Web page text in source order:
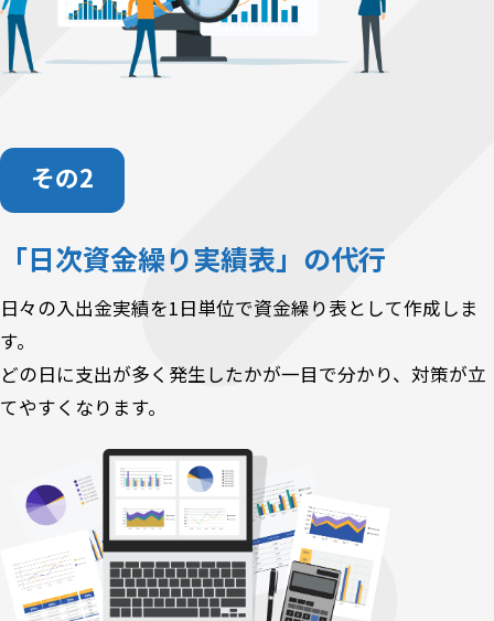
その
「日次資金繰り実績表」の代行
日々の入出金実績を1日単位で資金繰り表として作成しま
す。
どの日に支出が多く発生したかが一目で分かり、 対策が立
てやすくなります。